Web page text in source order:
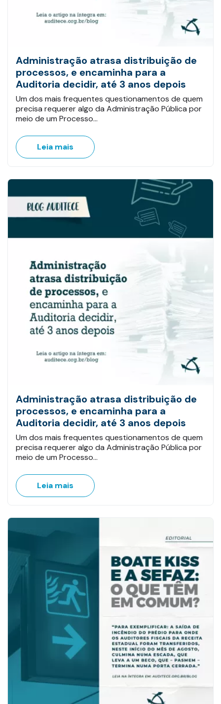
Administração atrasa distribuição de
processos, e encaminha para a
Auditoria decidir, até 3 anos depois
Um dos mais frequentes questionamentos de quem
precisa requerer algo da Administração Pública por
meio de um Processo…
Leia mais
Administração atrasa distribuição de
processos, e encaminha para a
Auditoria decidir, até 3 anos depois
Um dos mais frequentes questionamentos de quem
precisa requerer algo da Administração Pública por
meio de um Processo…
Leia mais